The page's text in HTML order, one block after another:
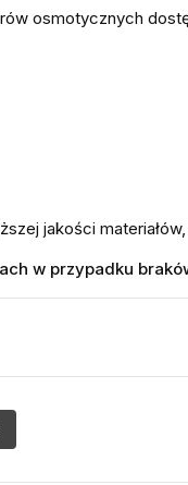
osmotycznych
jakości
w przypadku